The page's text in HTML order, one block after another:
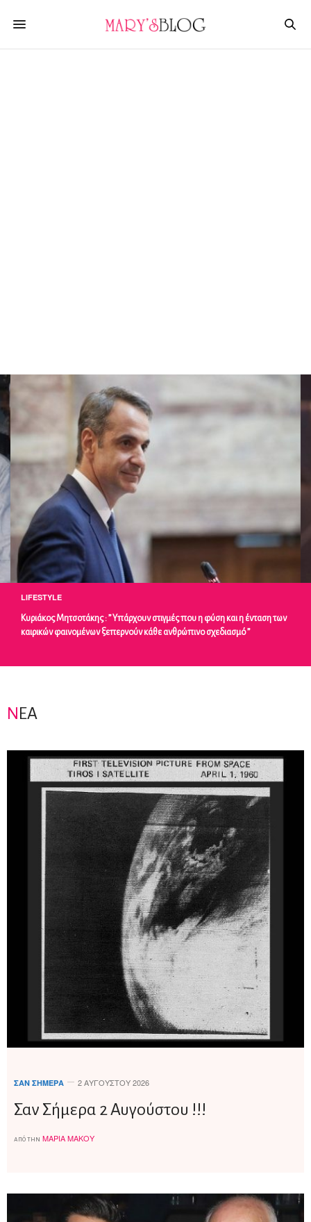
των
LIFESTYLE
Σύλβια Δεληκούρα : ” Κάποιες φορές καταφέρνω να είμαι ήρεμη και
όχι . Έχουμε και τις εντάσεις μας ”
ΝΕΑ
ΣΑΝ ΣΉΜΕΡΑ 2 ΑΥΓΟΎΣΤΟΥ 2026
Σαν Σήμερα 2 Αυγούστου !!!
από την ΜΑΡΊΑ ΜΆΚΟΥ